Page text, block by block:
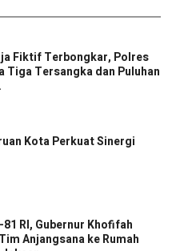
Fiktif Terbongkar, Polres
Tiga Tersangka dan Puluhan
Kota Perkuat Sinergi
RI, Gubernur Khofifah
Anjangsana ke Rumah